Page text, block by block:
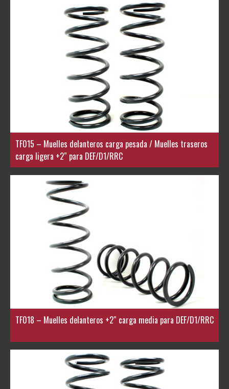
TF015 – Muelles delanteros carga pesada / Muelles traseros
carga ligera +2″ para DEF/D1/RRC
TF018 – Muelles delanteros +2″ carga media para DEF/D1/RRC